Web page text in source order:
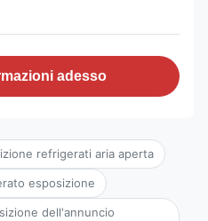
adesso
refrigerati aria aperta
esposizione
dell'annuncio